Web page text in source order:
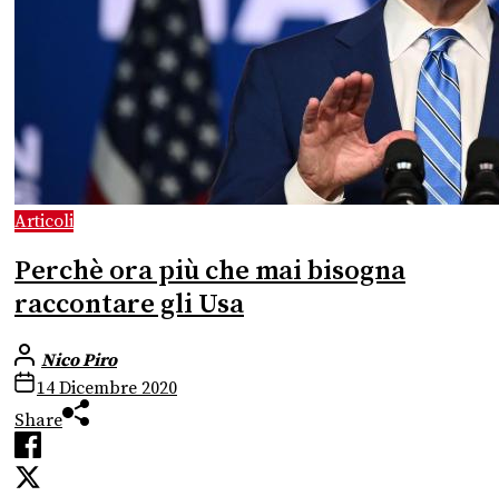
Articoli
Perchè ora più che mai bisogna
raccontare gli Usa
Nico Piro
14 Dicembre 2020
Share